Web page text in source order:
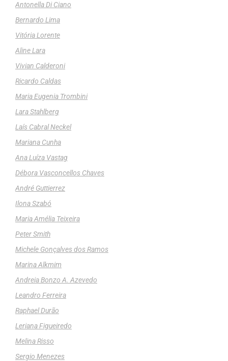
Antonella Di Ciano
Bernardo Lima
Vitória Lorente
Aline Lara
Vivian Calderoni
Ricardo Caldas
Maria Eugenia Trombini
Lara Stahlberg
Laís Cabral Neckel
Mariana Cunha
Ana Luíza Vastag
Débora Vasconcellos Chaves
André Guttierrez
Ilona Szabó
Maria Amélia Teixeira
Peter Smith
Michele Gonçalves dos Ramos
Marina Alkmim
Andreia Bonzo A. Azevedo
Leandro Ferreira
Raphael Durão
Leriana Figueiredo
Melina Risso
Sergio Menezes